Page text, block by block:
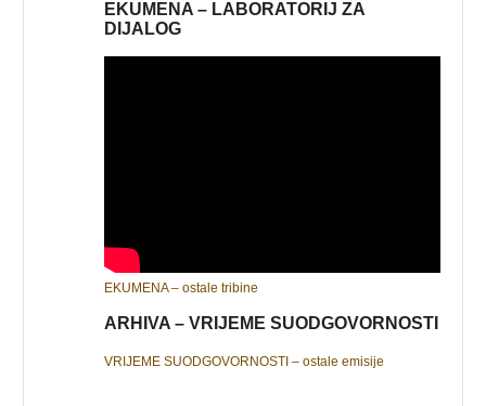
EKUMENA – LABORATORIJ ZA
DIJALOG
EKUMENA – ostale tribine
ARHIVA – VRIJEME SUODGOVORNOSTI
VRIJEME SUODGOVORNOSTI – ostale emisije